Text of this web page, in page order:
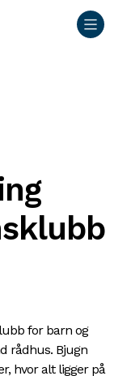
for barn og
rådhus. Bjugn
hvor alt ligger på